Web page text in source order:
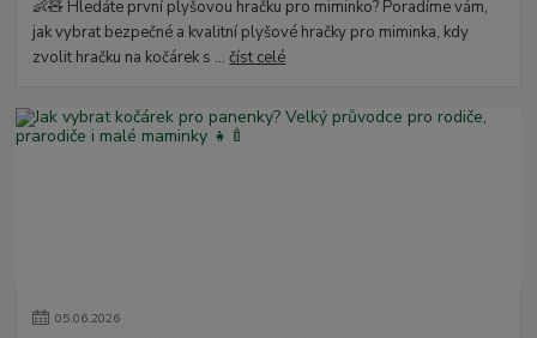
👶🧸 Hledáte první plyšovou hračku pro miminko? Poradíme vám,
jak vybrat bezpečné a kvalitní plyšové hračky pro miminka, kdy
zvolit hračku na kočárek s ...číst celé
05.06.2026